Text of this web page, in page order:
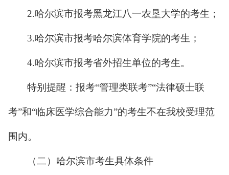
2.哈尔滨市报考黑龙江八一农垦大学的考生；
3.哈尔滨市报考哈尔滨体育学院的考生；
4.哈尔滨市报考省外招生单位的考生。
特别提醒：报考“管理类联考”“法律硕士联
考”和“临床医学综合能力”的考生不在我校受理范
围内。
（二）哈尔滨市考生具体条件